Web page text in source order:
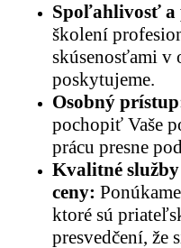
Spoľahlivosť a
školení
skúsenosťami v
poskytujeme.
Osobný
pochopiť Vaše
prácu presne
Kvalitné
ceny:
ktoré sú
presvedčení, že